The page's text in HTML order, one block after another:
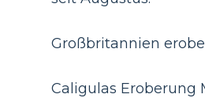
Großbritannien
Caligulas Eroberung